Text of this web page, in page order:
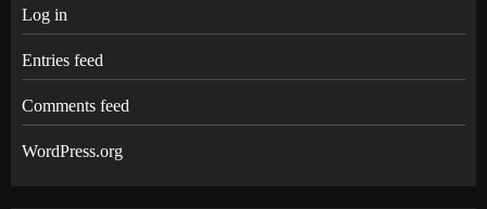
Log in
Entries feed
Comments feed
WordPress.org